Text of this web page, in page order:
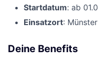
Startdatum: ab
Einsatzort:
Deine Benefits